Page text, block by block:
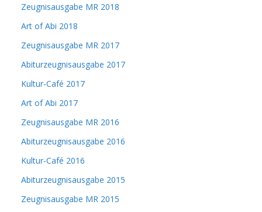
Zeugnisausgabe MR 2018
Art of Abi 2018
Zeugnisausgabe MR 2017
Abiturzeugnisausgabe 2017
Kultur-Café 2017
Art of Abi 2017
Zeugnisausgabe MR 2016
Abiturzeugnisausgabe 2016
Kultur-Café 2016
Abiturzeugnisausgabe 2015
Zeugnisausgabe MR 2015